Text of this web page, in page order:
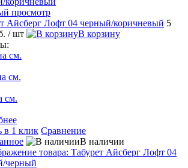
просмотр
Айсберг Лофт 04 черный/коричневый 5
/ шт
В корзину
см.
см.
см.
в 1 клик Сравнение
В наличии